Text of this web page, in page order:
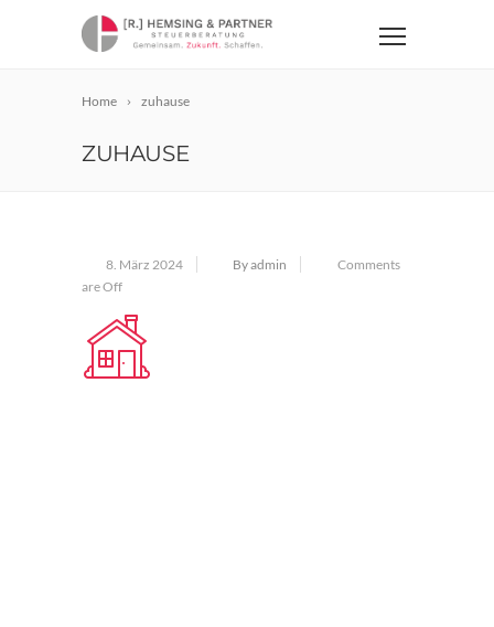
Home zuhause
ZUHAUSE
8. März 2024 By admin
Comments
are Off